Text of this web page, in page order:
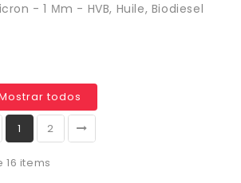
- 1 Μm - HVB, Huile, Biodiesel
todos
1 2
16 items